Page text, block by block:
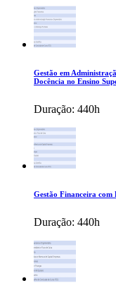
Gestão em
Docência no Ensino
Duração: 440h
Gestão Financeira com
Duração: 440h